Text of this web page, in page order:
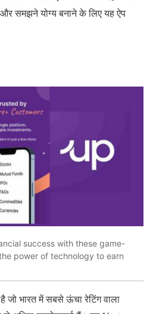
समझने योग्य बनाने के लिए यह ऐप
success with these game-
power of technology to earn
जो भारत में सबसे ऊंचा रेटिंग वाला